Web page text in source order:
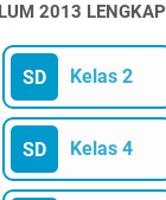
2013 LENGKAP
SD Kelas 2
SD Kelas 4